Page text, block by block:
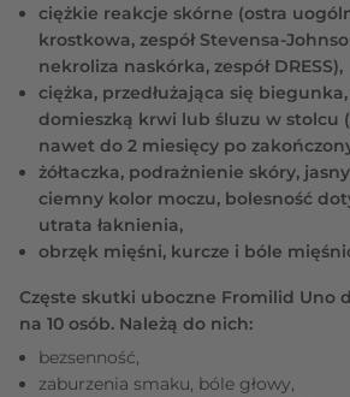
ciężkie reakcje skórne (ostra
krostkowa, zespół Stevensa-
nekroliza naskórka, zespół DRESS),
ciężka, przedłużająca się
domieszką krwi lub śluzu w stolcu
nawet do 2 miesięcy po
żółtaczka, podrażnienie skóry,
ciemny kolor moczu, bolesność
utrata łaknienia,
obrzęk mięśni, kurcze i bóle
Częste skutki uboczne Fromilid Uno
na 10 osób. Należą do nich:
bezsenność,
zaburzenia smaku, bóle głowy,